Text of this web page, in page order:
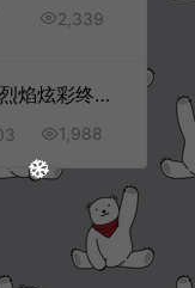
2,339
传奇页游【烈焰炫彩终极中变版】11月最新整理Win一键服务端+GM工具+详细搭建教程
1,988